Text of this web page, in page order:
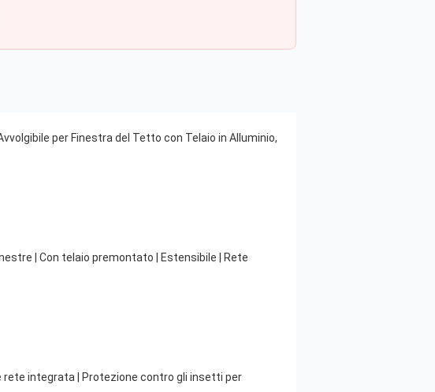
per Finestra del Tetto con Telaio in Alluminio,
| Con telaio premontato | Estensibile | Rete
integrata | Protezione contro gli insetti per